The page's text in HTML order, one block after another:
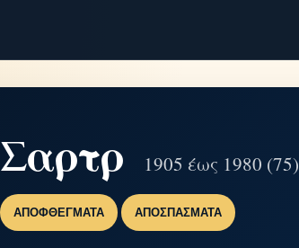
Σαρτρ 1905 έως 1980 (75)
ΑΠΟΦΘΈΓΜΑΤΑ ΑΠΟΣΠΆΣΜΑΤΑ